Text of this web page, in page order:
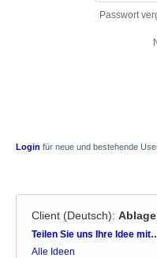
Passwort
Login für neue und bestehende
Client (Deutsch): Ablage
Kategorien
Teilen Sie uns Ihre Idee
Alle Ideen